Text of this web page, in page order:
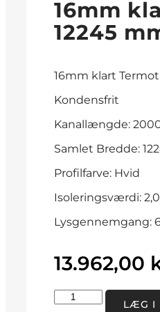
16mm
12245
16mm klart
Kondensfrit
Kanallængde:
Samlet Bredde:
Profilfarve: Hvid
Isoleringsværdi: 2,0
Lysgennemgang:
13.962,00
LÆG I